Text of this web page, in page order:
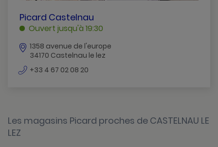
Clermont-L-Herault
Gignac
Jacou
Juvignac
Montpellier
PICARD
CASTELNAU
LE
Picard Castelnau
Ouvert jusqu'à 19:30
1358 avenue de l'europe
34170 Castelnau le lez
+33 4 67 02 08 20
Les magasins Picard proches de CASTELNAU LE
LEZ